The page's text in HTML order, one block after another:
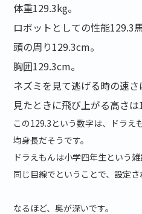
体重129.3kg。
ロボットとしての性能129.3
頭の周り129.3cm。
胸囲129.3cm。
ネズミを見て逃げる時の速さ
見たときに飛び上がる高さは
この129.3という数字は、ドラえ
均身長だそうです。
ドラえもんは小学四年生という
同じ目線でということで、設定さ
なるほど、奥が深いです。